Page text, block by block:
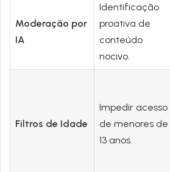
Moderação por
IA
Identificação
proativa de
conteúdo
nocivo.
Filtros de Idade
Impedir acesso
de menores de
13 anos.